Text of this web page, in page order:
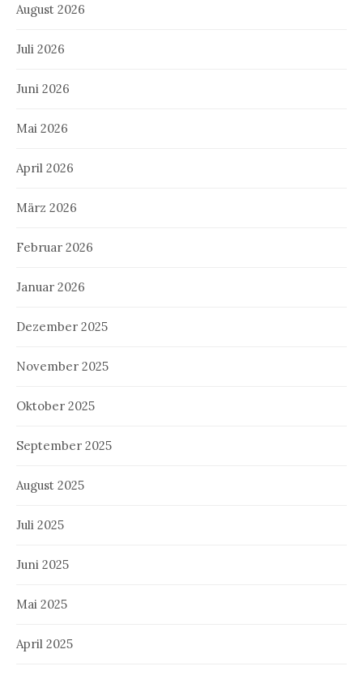
August 2026
Juli 2026
Juni 2026
Mai 2026
April 2026
März 2026
Februar 2026
Januar 2026
Dezember 2025
November 2025
Oktober 2025
September 2025
August 2025
Juli 2025
Juni 2025
Mai 2025
April 2025